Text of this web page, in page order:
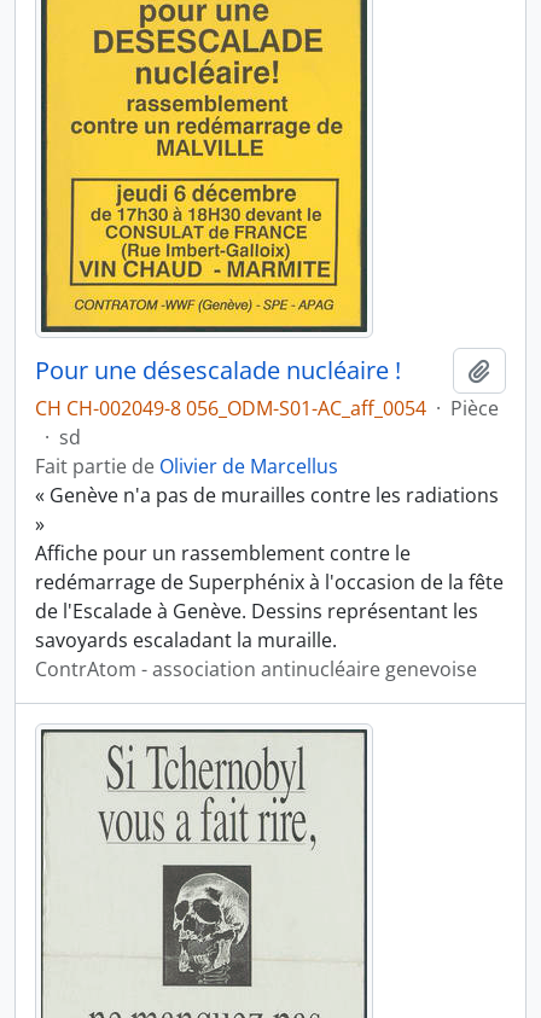
Pour une désescalade nucléaire !
CH CH-002049-8 056_ODM-S01-AC_aff_0054 · Pièce
· sd
Fait partie de Olivier de Marcellus
« Genève n'a pas de murailles contre les radiations
»
Affiche pour un rassemblement contre le
redémarrage de Superphénix à l'occasion de la fête
de l'Escalade à Genève. Dessins représentant les
savoyards escaladant la muraille.
ContrAtom - association antinucléaire genevoise